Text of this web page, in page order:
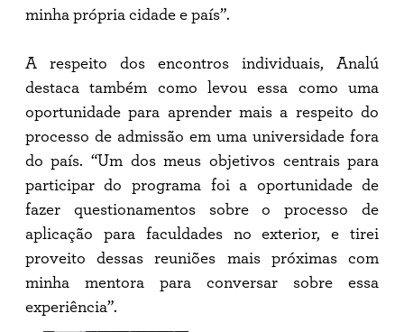
minha própria cidade e país”.
A respeito dos encontros individuais, Analú
destaca também como levou essa como uma
oportunidade para aprender mais a respeito do
processo de admissão em uma universidade fora
do país. “Um dos meus objetivos centrais para
participar do programa foi a oportunidade de
fazer questionamentos sobre o processo de
aplicação para faculdades no exterior, e tirei
proveito dessas reuniões mais próximas com
minha mentora para conversar sobre essa
experiência”.